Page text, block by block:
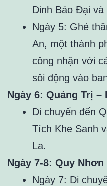
Dinh Bảo Đại và
Ngày 5: Ghé
An, một thành
công nhận với
sôi động vào
Ngày 6: Quảng Trị –
Di chuyển đến
Tích Khe Sanh
La.
Ngày 7-8: Quy Nhơn
Ngày 7: Di